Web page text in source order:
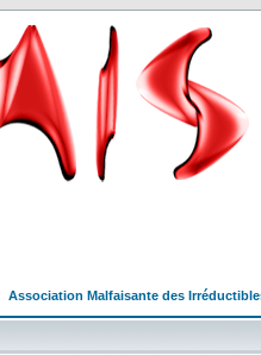
Association Malfaisante des